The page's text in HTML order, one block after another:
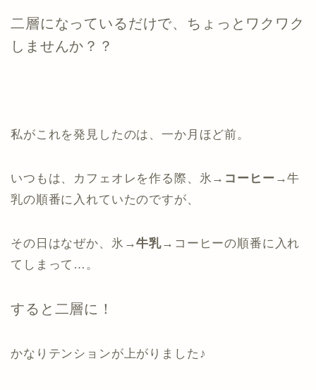
二層になっているだけで、ちょっとワクワク
しませんか？？
私がこれを発見したのは、一か月ほど前。
いつもは、カフェオレを作る際、氷→ コーヒー →牛
乳の順番に入れていたのですが、
その日はなぜか、氷→牛乳→コーヒーの順番に入れ
てしまって…。
すると二層に！
かなりテンションが上がりました♪